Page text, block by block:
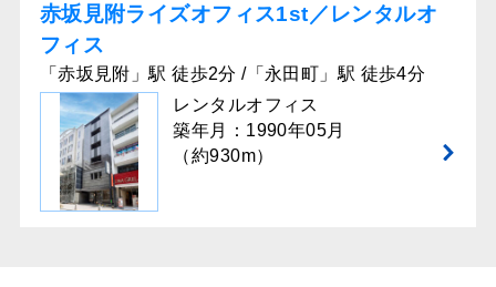
赤坂見附ライズオフィス1st／レンタルオ
フィス
「赤坂見附」駅 徒歩2分 /「永田町」駅 徒歩4分
レンタルオフィス
築年月：1990年05月
（約930m）